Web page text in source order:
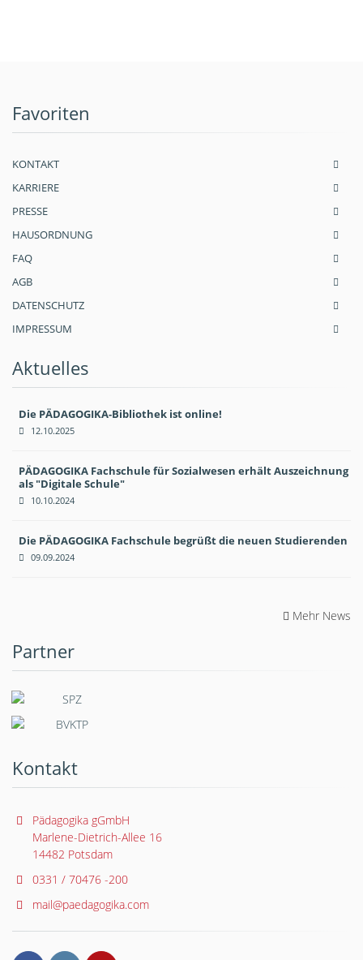
Favoriten
KONTAKT
KARRIERE
PRESSE
HAUSORDNUNG
FAQ
AGB
DATENSCHUTZ
IMPRESSUM
Aktuelles
Die PÄDAGOGIKA-Bibliothek ist online!
12.10.2025
PÄDAGOGIKA Fachschule für Sozialwesen erhält Auszeichnung
als "Digitale Schule"
10.10.2024
Die PÄDAGOGIKA Fachschule begrüßt die neuen Studierenden
09.09.2024
Mehr News
Partner
Kontakt
Pädagogika gGmbH
Marlene-Dietrich-Allee 16
14482 Potsdam
0331 / 70476 -200
mail@paedagogika.com